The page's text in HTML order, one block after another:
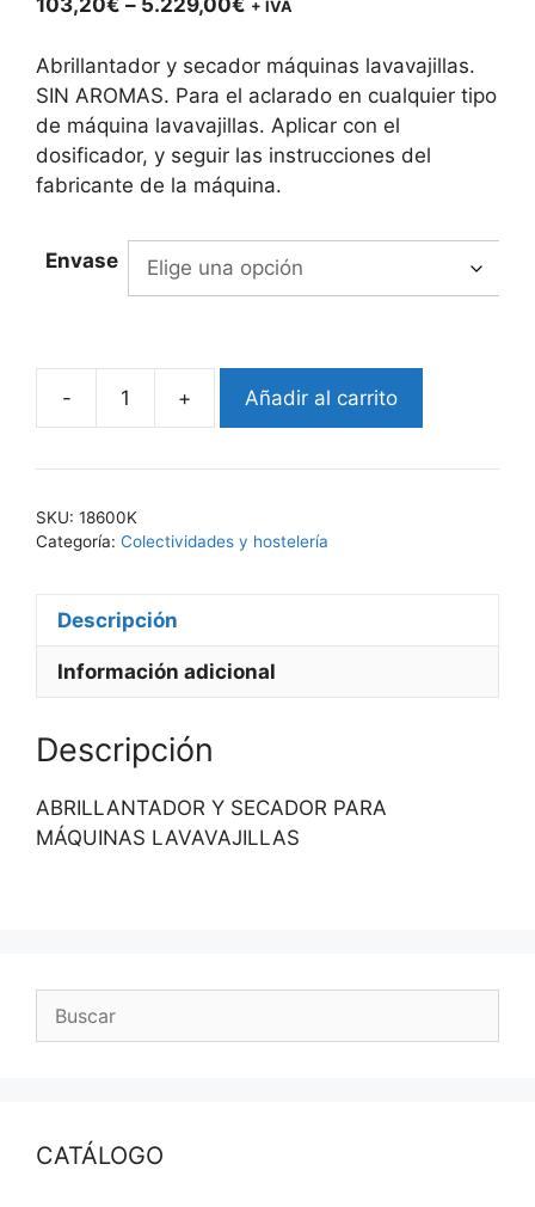
103,20€ – 5.229,00€
103,20€
through
5.229,00€
+ IVA
Abrillantador y secador máquinas lavavajillas.
SIN AROMAS. Para el aclarado en cualquier tipo
de máquina lavavajillas. Aplicar con el
dosificador, y seguir las instrucciones del
fabricante de la máquina.
Envase
-
EKO-
186
+ Añadir al carrito
SKU: 18600K
Categoría: Colectividades y hostelería
Descripción
Información adicional
Descripción
ABRILLANTADOR Y SECADOR PARA
MÁQUINAS LAVAVAJILLAS
CATÁLOGO